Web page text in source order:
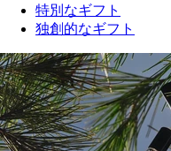
特別なギフト
独創的なギフト